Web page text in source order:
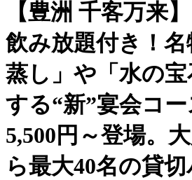
【豊洲 千客万来
飲み放題付き！
蒸し」や「水の
する“新”宴会コ
5,500円～登場。
ら最大40名の貸